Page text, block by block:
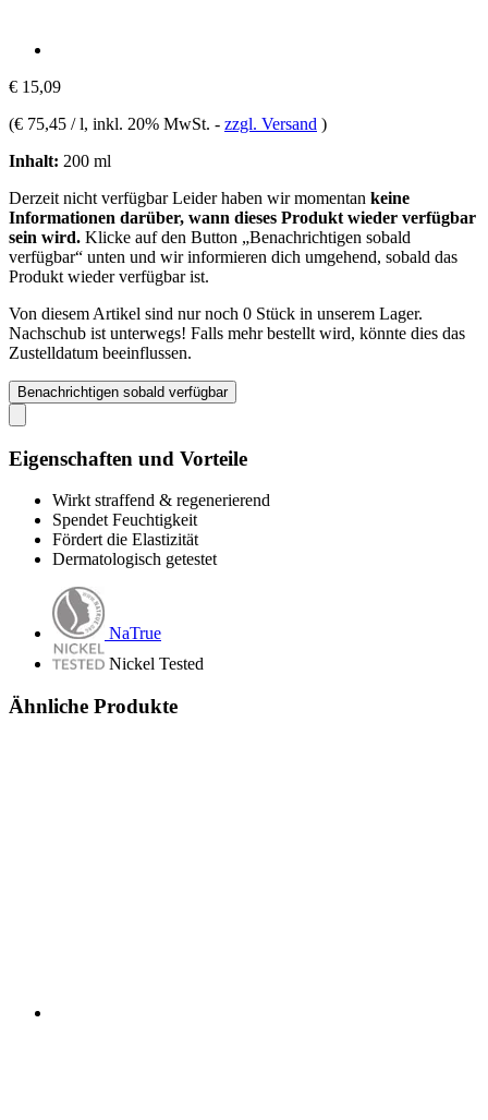
€ 15,09
(€ 75,45 / l, inkl. 20% MwSt. - zzgl. Versand )
Inhalt: 200 ml
Derzeit nicht verfügbarLeider haben wir momentan keine
Informationen darüber, wann dieses Produkt wieder verfügbar
sein wird. Klicke auf den Button „Benachrichtigen sobald
verfügbar“ unten und wir informieren dich umgehend, sobald das
Produkt wieder verfügbar ist.
Von diesem Artikel sind nur noch 0 Stück in unserem Lager.
Nachschub ist unterwegs! Falls mehr bestellt wird, könnte dies das
Zustelldatum beeinflussen.
Benachrichtigen sobald verfügbar
Eigenschaften und Vorteile
Wirkt straffend & regenerierend
Spendet Feuchtigkeit
Fördert die Elastizität
Dermatologisch getestet
NaTrue
Nickel Tested
Ähnliche Produkte